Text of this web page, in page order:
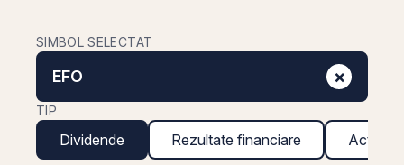
SIMBOL SELECTAT
EFO ×
TIP
Dividende Rezultate financiare Acțiuni